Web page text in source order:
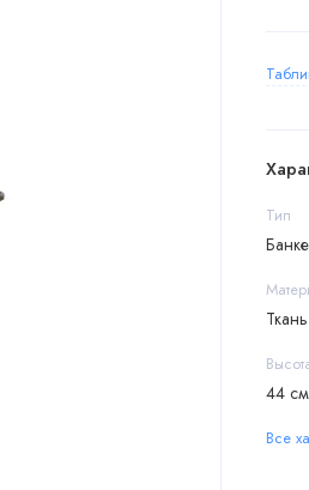
Тип
Ткань
44 см
Все